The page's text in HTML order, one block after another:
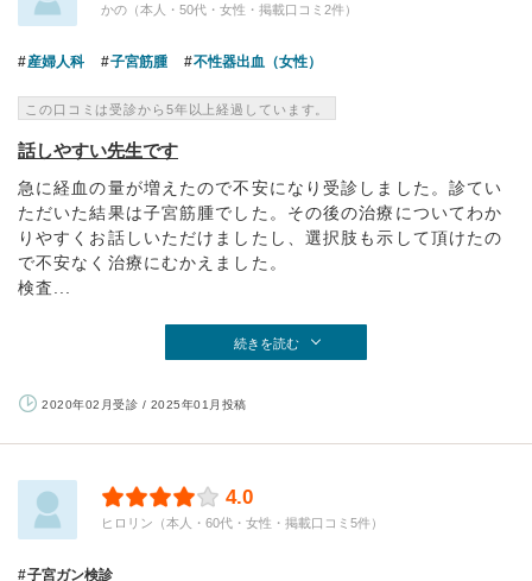
かの（本人・50代・女性・掲載口コミ2件）
産婦人科 子宮筋腫 不性器出血（女性）
この口コミは受診から5年以上経過しています。
話しやすい先生です
急に経血の量が増えたので不安になり受診しました。診てい
ただいた結果は子宮筋腫でした。その後の治療についてわか
りやすくお話しいただけましたし、選択肢も示して頂けたの
で不安なく治療にむかえました。
検査...
続きを読む
2020年02月受診 / 2025年01月投稿
4.0
ヒロリン（本人・60代・女性・掲載口コミ5件）
子宮ガン検診